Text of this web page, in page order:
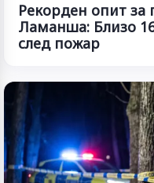
Рекорден опит за
Ламанша: Близо
след пожар